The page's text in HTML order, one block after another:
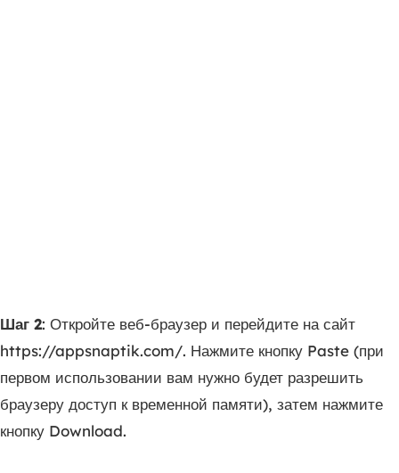
Шаг 2: Откройте веб-браузер и перейдите на сайт
https://appsnaptik.com/. Нажмите кнопку Paste (при
первом использовании вам нужно будет разрешить
браузеру доступ к временной памяти), затем нажмите
кнопку Download.